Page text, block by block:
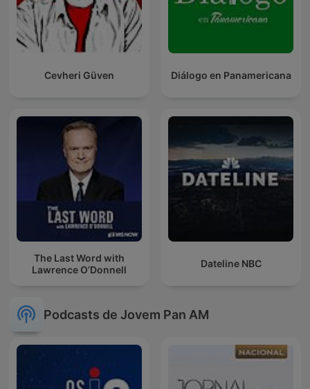
Cevheri Güven Diálogo en Panamericana
The Last Word with
Lawrence O’Donnell
Dateline NBC
Podcasts de Jovem Pan AM